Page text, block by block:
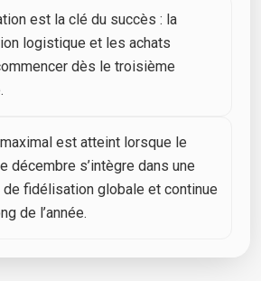
est la clé du succès : la
logistique et les achats
dès le troisième
maximal est atteint lorsque le
décembre s’intègre dans une
fidélisation globale et continue
de l’année.